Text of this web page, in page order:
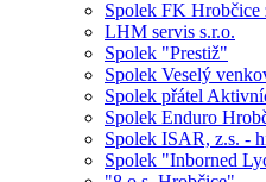
Spolek FK Hrobčice
LHM servis s.r.o.
Spolek "Prestiž"
Spolek Veselý
Spolek přátel
Spolek Enduro
Spolek ISAR, z.s. -
Spolek "Inborned